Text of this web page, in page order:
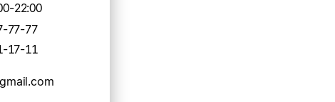
22:00
77-77
17-11